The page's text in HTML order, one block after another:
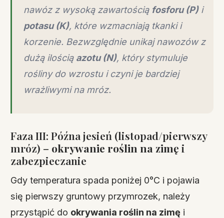
nawóz z wysoką zawartością fosforu (P)i
potasu (K), które wzmacniają tkanki i
korzenie. Bezwzględnie unikaj nawozów z
dużą ilością azotu (N), który stymuluje
rośliny do wzrostu i czyni je bardziej
wrażliwymi na mróz.
Faza III: Późna jesień (listopad/pierwszy
mróz) – okrywanie roślin na zimę i
zabezpieczanie
Gdy temperatura spada poniżej 0°C i pojawia
się pierwszy gruntowy przymrozek, należy
przystąpić do okrywania roślin na zimę i